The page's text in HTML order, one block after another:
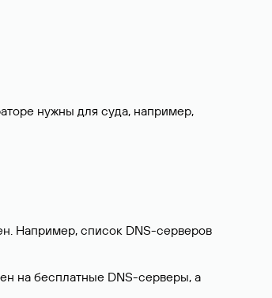
нужны для суда, например,
Например, список DNS-серверов
на бесплатные DNS-серверы, а